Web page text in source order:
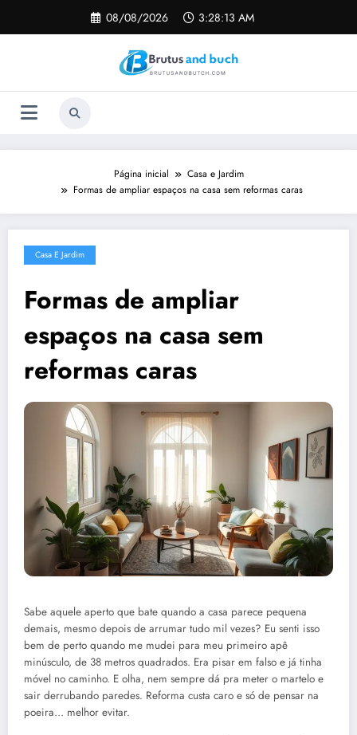
o
08/08/2026 3:28:13 AM
Página inicial
Casa e Jardim
Formas de ampliar espaços na casa sem reformas caras
Casa E Jardim
Formas de ampliar
espaços na casa sem
reformas caras
Sabe aquele aperto que bate quando a casa parece pequena
demais, mesmo depois de arrumar tudo mil vezes? Eu senti isso
bem de perto quando me mudei para meu primeiro apê
minúsculo, de 38 metros quadrados. Era pisar em falso e já tinha
móvel no caminho. E olha, nem sempre dá pra meter o martelo e
sair derrubando paredes. Reforma custa caro e só de pensar na
poeira… melhor evitar.